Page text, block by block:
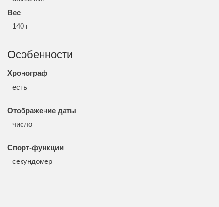
Вес
140 г
Особенности
Хронограф
есть
Отображение даты
число
Спорт-функции
секундомер